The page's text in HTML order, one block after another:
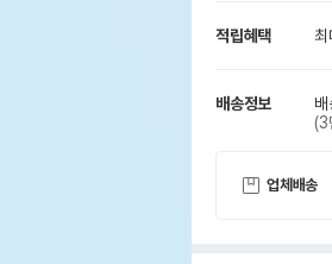
적립혜택
배송정보
(3
업체배송